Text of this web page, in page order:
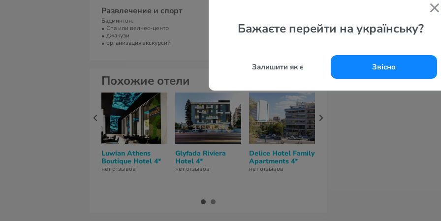
Бажаєте перейти на українську?
Залишити як є Звісно
Развлечение и спорт
Бадминтон.
Спа или велнес-центр
джакузи
организация экскурсий
Athens Art Hotel 4*
Похожие отели
Luwian Athens
Boutique Hotel 4*
нет отзывов
Glyfada Riviera
Hotel 4*
нет отзывов
Delice Hotel Family
Apartments 4*
нет отзывов